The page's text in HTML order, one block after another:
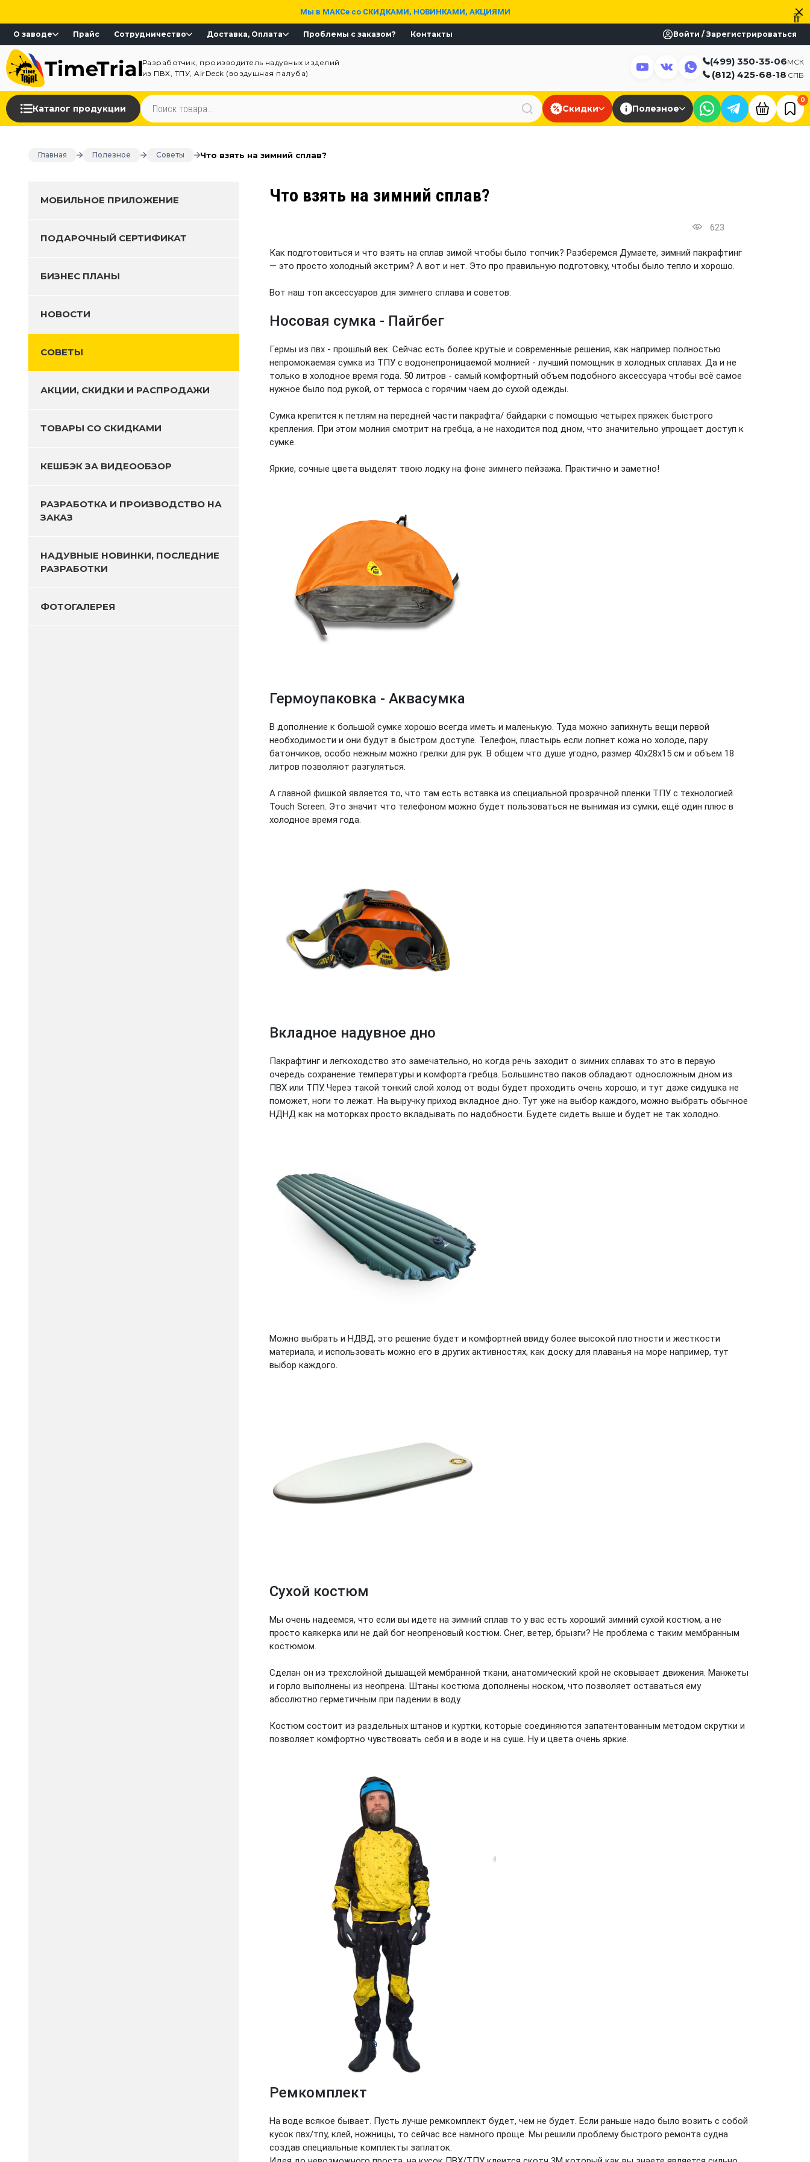
Мы в МАКСе со СКИДКАМИ, НОВИНКАМИ, АКЦИЯМИ
О заводе Прайс Сотрудничество Доставка, Оплата Проблемы с заказом? Контакты Войти / Зарегистрироваться
Разработчик, производитель надувных изделий
из ПВХ, ТПУ, AirDeck (воздушная палуба)
(499) 350-35-06МСК
(812) 425-68-18 СПБ
Каталог продукции Скидки Полезное
0
Главная Полезное Советы Что взять на зимний сплав?
МОБИЛЬНОЕ ПРИЛОЖЕНИЕ
ПОДАРОЧНЫЙ СЕРТИФИКАТ
БИЗНЕС ПЛАНЫ
НОВОСТИ
СОВЕТЫ
АКЦИИ, СКИДКИ И РАСПРОДАЖИ
ТОВАРЫ СО СКИДКАМИ
КЕШБЭК ЗА ВИДЕООБЗОР
РАЗРАБОТКА И ПРОИЗВОДСТВО НА
ЗАКАЗ
НАДУВНЫЕ НОВИНКИ, ПОСЛЕДНИЕ
РАЗРАБОТКИ
ФОТОГАЛЕРЕЯ
Что взять на зимний сплав?
623
Как подготовиться и что взять на сплав зимой чтобы было топчик? Разберемся Думаете, зимний пакрафтинг
— это просто холодный экстрим? А вот и нет. Это про правильную подготовку, чтобы было тепло и хорошо.
Вот наш топ аксессуаров для зимнего сплава и советов:
Носовая сумка - Пайгбег
Гермы из пвх - прошлый век. Сейчас есть более крутые и современные решения, как например полностью
непромокаемая сумка из ТПУ с водонепроницаемой молнией - лучший помощник в холодных сплавах. Да и не
только в холодное время года. 50 литров - самый комфортный объем подобного аксессуара чтобы всё самое
нужное было под рукой, от термоса с горячим чаем до сухой одежды.
Сумка крепится к петлям на передней части пакрафта/ байдарки с помощью четырех пряжек быстрого
крепления. При этом молния смотрит на гребца, а не находится под дном, что значительно упрощает доступ к
сумке.
Яркие, сочные цвета выделят твою лодку на фоне зимнего пейзажа. Практично и заметно!
Гермоупаковка - Аквасумка
В дополнение к большой сумке хорошо всегда иметь и маленькую. Туда можно запихнуть вещи первой
необходимости и они будут в быстром доступе. Телефон, пластырь если лопнет кожа но холоде, пару
батончиков, особо нежным можно грелки для рук. В общем что душе угодно, размер 40х28х15 см и объем 18
литров позволяют разгуляться.
А главной фишкой является то, что там есть вставка из специальной прозрачной пленки ТПУ с технологией
Touch Screen. Это значит что телефоном можно будет пользоваться не вынимая из сумки, ещё один плюс в
холодное время года.
Вкладное надувное дно
Пакрафтинг и легкоходство это замечательно, но когда речь заходит о зимних сплавах то это в первую
очередь сохранение температуры и комфорта гребца. Большинство паков обладают односложным дном из
ПВХ или ТПУ. Через такой тонкий слой холод от воды будет проходить очень хорошо, и тут даже сидушка не
поможет, ноги то лежат. На выручку приход вкладное дно. Тут уже на выбор каждого, можно выбрать обычное
НДНД как на моторках просто вкладывать по надобности. Будете сидеть выше и будет не так холодно.
Можно выбрать и НДВД, это решение будет и комфортней ввиду более высокой плотности и жесткости
материала, и использовать можно его в других активностях, как доску для плаванья на море например, тут
выбор каждого.
Сухой костюм
Мы очень надеемся, что если вы идете на зимний сплав то у вас есть хороший зимний сухой костюм, а не
просто каякерка или не дай бог неопреновый костюм. Снег, ветер, брызги? Не проблема с таким мембранным
костюмом.
Сделан он из трехслойной дышащей мембранной ткани, анатомический крой не сковывает движения. Манжеты
и горло выполнены из неопрена. Штаны костюма дополнены носком, что позволяет оставаться ему
абсолютно герметичным при падении в воду.
Костюм состоит из раздельных штанов и куртки, которые соединяются запатентованным методом скрутки и
позволяет комфортно чувствовать себя и в воде и на суше. Ну и цвета очень яркие.
Ремкомплект
На воде всякое бывает. Пусть лучше ремкомплект будет, чем не будет. Если раньше надо было возить с собой
кусок пвх/тпу, клей, ножницы, то сейчас все намного проще. Мы решили проблему быстрого ремонта судна
создав специальные комплекты заплаток.